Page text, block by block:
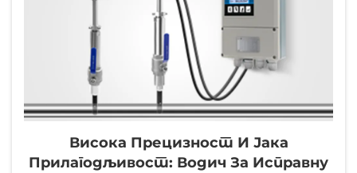
Висока Прецизност И Јака
Прилагодљивост: Водич За Исправну